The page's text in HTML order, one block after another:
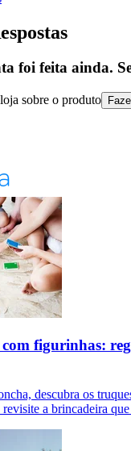
foi feita ainda.
sobre o produto
figurinhas:
descubra os
a brincadeira